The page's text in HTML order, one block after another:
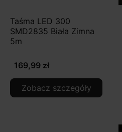
Taśma LED 300
SMD2835 Biała Zimna
5m
169,99 zł
Zobacz szczegóły